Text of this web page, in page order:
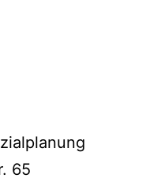
65